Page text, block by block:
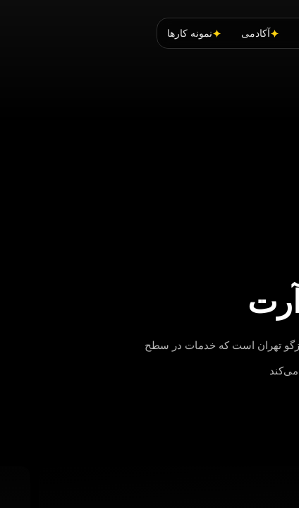
آکادمی نمونه کارها
تهران است که خدمات در سطح
می‌کند